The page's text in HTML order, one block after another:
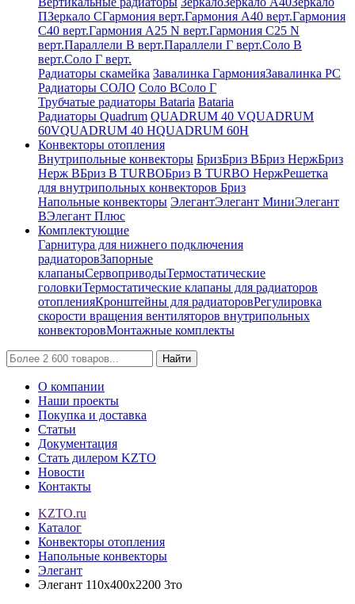
ПЗеркало СГармония верт.Гармония А40 верт.Гармония
С40 верт.Гармония А25 N верт.Гармония С25 N
верт.Параллели В верт.Параллели Г верт.Соло В
верт.Соло Г верт.
Радиаторы скамейка Завалинка ГармонияЗавалинка РС
Радиаторы СОЛО Соло ВСоло Г
Трубчатые радиаторы Bataria Bataria
Радиаторы Quadrum QUADRUM 40 VQUADRUM
60VQUADRUM 40 HQUADRUM 60H
Конвекторы отопления
Внутрипольные конвекторы БризБриз ВБриз НержБриз
Нерж ВБриз В TURBOБриз В TURBO НержРешетка
для внутрипольных конвекторов Бриз
Напольные конвекторы ЭлегантЭлегант МиниЭлегант
ВЭлегант Плюс
Комплектующие
Гарнитура для нижнего подключения
радиаторовЗапорные
клапаныСервоприводыТермостатические
головкиТермостатические клапаны для радиаторов
отопленияКронштейны для радиаторовРегулировка
скорости вращения вентиляторов внутрипольных
конвекторовМонтажные комплекты
Найти
О компании
Наши проекты
Покупка и доставка
Статьи
Документация
Стать дилером KZTO
Новости
Контакты
KZTO.ru
Каталог
Конвекторы отопления
Напольные конвекторы
Элегант
Элегант 110x400x2200 3то